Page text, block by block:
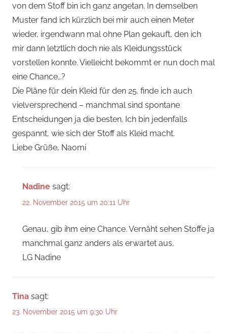
von dem Stoff bin ich ganz angetan. In demselben
Muster fand ich kürzlich bei mir auch einen Meter
wieder, irgendwann mal ohne Plan gekauft, den ich
mir dann letztlich doch nie als Kleidungsstück
vorstellen konnte. Vielleicht bekommt er nun doch mal
eine Chance…?
Die Pläne für dein Kleid für den 25. finde ich auch
vielversprechend – manchmal sind spontane
Entscheidungen ja die besten. Ich bin jedenfalls
gespannt, wie sich der Stoff als Kleid macht.
Liebe Grüße, Naomi
Nadine sagt:
22. November 2015 um 20:11 Uhr
Genau, gib ihm eine Chance. Vernäht sehen Stoffe ja
manchmal ganz anders als erwartet aus.
LG Nadine
Tina sagt:
23. November 2015 um 9:30 Uhr